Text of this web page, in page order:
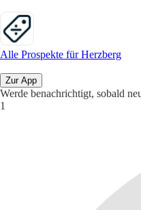
Alle Prospekte für Herzberg
Zur App
Werde benachrichtigt, sobald